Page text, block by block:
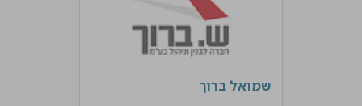
שמואל ברוך